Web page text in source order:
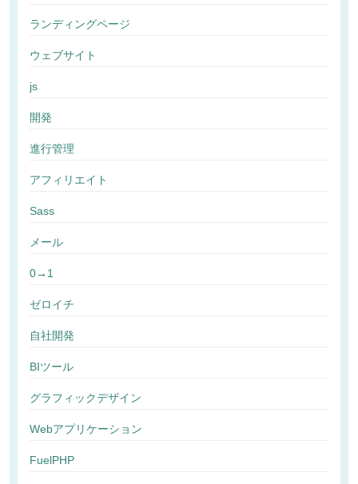
ランディングページ
ウェブサイト
js
開発
進行管理
アフィリエイト
Sass
メール
0→1
ゼロイチ
自社開発
BIツール
グラフィックデザイン
Webアプリケーション
FuelPHP